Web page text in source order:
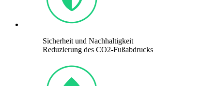
Sicherheit und Nachhaltigkeit
Reduzierung des CO2-Fußabdrucks